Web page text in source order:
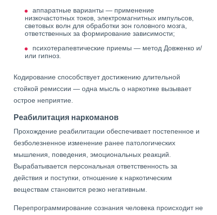
аппаратные варианты — применение
низкочастотных токов, электромагнитных импульсов,
световых волн для обработки зон головного мозга,
ответственных за формирование зависимости;
психотерапевтические приемы — метод Довженко и/
или гипноз.
Кодирование способствует достижению длительной
стойкой ремиссии — одна мысль о наркотике вызывает
острое неприятие.
Реабилитация наркоманов
Прохождение реабилитации обеспечивает постепенное и
безболезненное изменение ранее патологических
мышления, поведения, эмоциональных реакций.
Вырабатывается персональная ответственность за
действия и поступки, отношение к наркотическим
веществам становится резко негативным.
Перепрограммирование сознания человека происходит не